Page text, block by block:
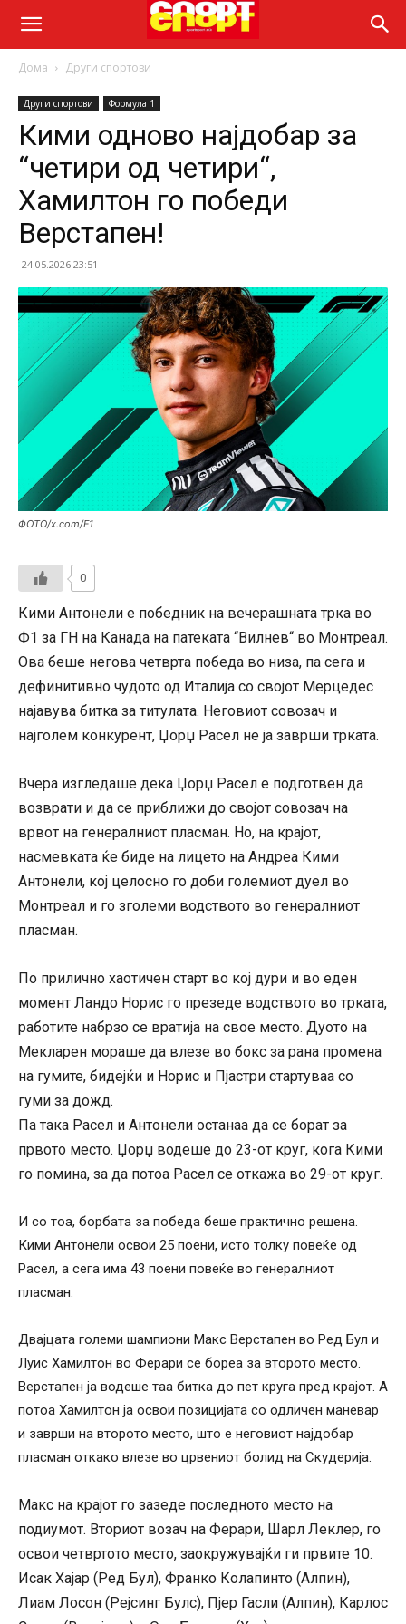
Дома Други спортови
Други спортови Формула 1
Кими одново најдобар за
“четири од четири“,
Хамилтон го победи
Верстапен!
24.05.2026 23:51
ФОТО/x.com/F1
0
Кими Антонели е победник на вечерашната трка во
Ф1 за ГН на Канада на патеката “Вилнев“ во Монтреал.
Ова беше негова четврта победа во низа, па сега и
дефинитивно чудото од Италија со својот Мерцедес
најавува битка за титулата. Неговиот совозач и
најголем конкурент, Џорџ Расел не ја заврши трката.
Вчера изгледаше дека Џорџ Расел е подготвен да
возврати и да се приближи до својот совозач на
врвот на генералниот пласман. Но, на крајот,
насмевката ќе биде на лицето на Андреа Кими
Антонели, кој целосно го доби големиот дуел во
Монтреал и го зголеми водството во генералниот
пласман.
По прилично хаотичен старт во кој дури и во еден
момент Ландо Норис го презеде водството во трката,
работите набрзо се вратија на свое место. Дуото на
Мекларен мораше да влезе во бокс за рана промена
на гумите, бидејќи и Норис и Пјастри стартуваа со
гуми за дожд.
Па така Расел и Антонели останаа да се борат за
првото место. Џорџ водеше до 23-от круг, кога Кими
го помина, за да потоа Расел се откажа во 29-от круг.
И со тоа, борбата за победа беше практично решена.
Кими Антонели освои 25 поени, исто толку повеќе од
Расел, а сега има 43 поени повеќе во генералниот
пласман.
Двајцата големи шампиони Макс Верстапен во Ред Бул и
Луис Хамилтон во Ферари се бореа за второто место.
Верстапен ја водеше таа битка до пет круга пред крајот. А
потоа Хамилтон ја освои позицијата со одличен маневар
и заврши на второто место, што е неговиот најдобар
пласман откако влезе во црвениот болид на Скудерија.
Макс на крајот го зазеде последното место на
подиумот. Вториот возач на Ферари, Шарл Леклер, го
освои четвртото место, заокружувајќи ги првите 10.
Исак Хајар (Ред Бул), Франко Колапинто (Алпин),
Лиам Лосон (Рејсинг Булс), Пјер Гасли (Алпин), Карлос